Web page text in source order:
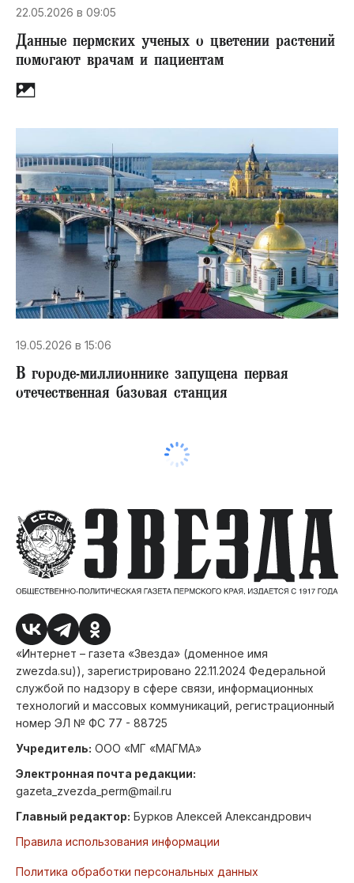
22.05.2026 в 09:05
Данные пермских ученых о цветении растений
помогают врачам и пациентам
19.05.2026 в 15:06
В городе-миллионнике запущена первая
отечественная базовая станция
«Интернет – газета «Звезда» (доменное имя
zwezda.su)), зарегистрировано 22.11.2024 Федеральной
службой по надзору в сфере связи, информационных
технологий и массовых коммуникаций, регистрационный
номер ЭЛ № ФС 77 - 88725
Учредитель: ООО «МГ «МАГМА»
Электронная почта редакции:
gazeta_zvezda_perm@mail.ru
Главный редактор: Бурков Алексей Александрович
Правила использования информации
Политика обработки персональных данных